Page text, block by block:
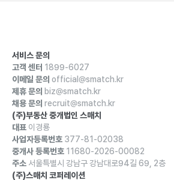
서비스 문의
고객 센터 1899-6027
이메일 문의 official@smatch.kr
제휴 문의 biz@smatch.kr
채용 문의 recruit@smatch.kr
(주)부동산 중개법인 스매치
대표 이경룡
사업자등록번호 377-81-02038
중개사 등록번호 11680-2026-00082
주소 서울특별시 강남구 강남대로94길 69, 2층
(주)스매치 코퍼레이션